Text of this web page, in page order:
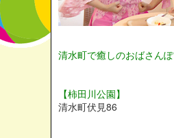
清水町で癒しのおばさんぽ
【柿田川公園】
清水町伏見86